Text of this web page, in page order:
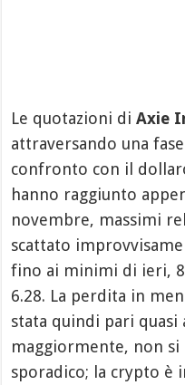
Le quotazioni diAxie
attraversando una
confronto con il
hanno raggiunto
novembre, massimi
scattato
fino ai minimi di ieri,
6.28. La perdita in
stata quindi pari quasi
maggiormente, non
sporadico; la crypto è